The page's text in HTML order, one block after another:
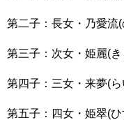
第二子：長女・乃愛
第三子：次女・姫麗(
第四子：三女・来夢(
第五子：四女・姫翠(